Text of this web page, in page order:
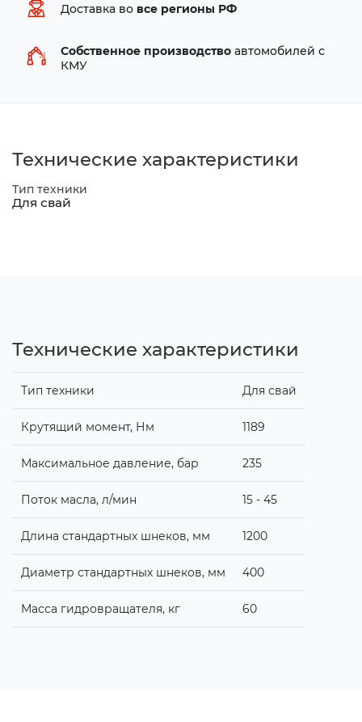
Доставка во все регионы РФ
Собственное производство автомобилей с
КМУ
Технические характеристики
Тип техники
Для свай
Технические характеристики
Тип техники Для свай
Крутящий момент, Нм 1189
Максимальное давление, бар 235
Поток масла, л/мин 15 - 45
Длина стандартных шнеков, мм 1200
Диаметр стандартных шнеков, мм 400
Масса гидровращателя, кг 60